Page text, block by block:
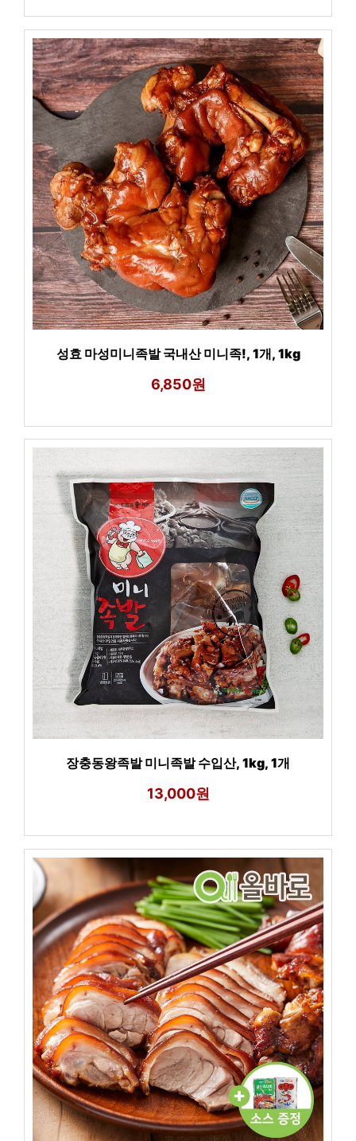
성효 마성미니족발 국내산 미니족!, 1개, 1kg
6,850원
장충동왕족발 미니족발 수입산, 1kg, 1개
13,000원